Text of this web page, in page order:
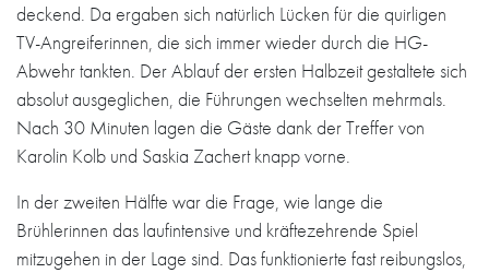
deckend. Da ergaben sich natürlich Lücken für die quirligen
TV-Angreiferinnen, die sich immer wieder durch die HG-
Abwehr tankten. Der Ablauf der ersten Halbzeit gestaltete sich
absolut ausgeglichen, die Führungen wechselten mehrmals.
Nach 30 Minuten lagen die Gäste dank der Treffer von
Karolin Kolb und Saskia Zachert knapp vorne.
In der zweiten Hälfte war die Frage, wie lange die
Brühlerinnen das laufintensive und kräftezehrende Spiel
mitzugehen in der Lage sind. Das funktionierte fast reibungslos,